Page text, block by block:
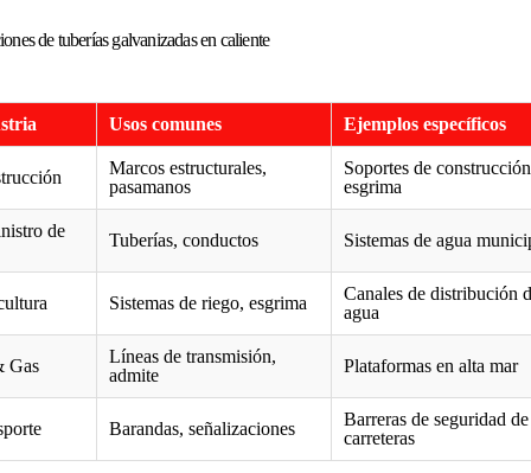
de tuberías galvanizadas en caliente
Usos comunes Ejemplos específicos
Marcos estructurales,
pasamanos
Soportes de
esgrima
de Tuberías, conductos Sistemas de agua
Sistemas de riego, esgrima
Canales de distribución
agua
Gas
Líneas de transmisión,
admite
Plataformas en alta mar
Barandas, señalizaciones
Barreras de seguridad de
carreteras